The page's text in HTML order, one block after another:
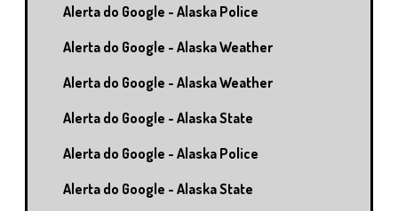
Alerta do Google - Alaska Police
Alerta do Google - Alaska Weather
Alerta do Google - Alaska Weather
Alerta do Google - Alaska State
Alerta do Google - Alaska Police
Alerta do Google - Alaska State